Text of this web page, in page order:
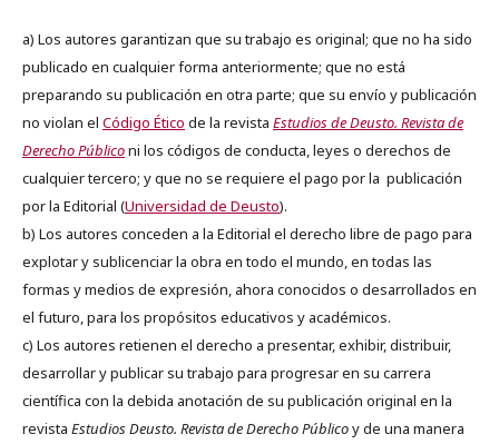
a) Los autores garantizan que su trabajo es original; que no ha sido
publicado en cualquier forma anteriormente; que no está
preparando su publicación en otra parte; que su envío y publicación
no violan el Código Ético de la revista Estudios de Deusto. Revista de
Derecho Públiconi los códigos de conducta, leyes o derechos de
cualquier tercero; y que no se requiere el pago por la publicación
por la Editorial (Universidad de Deusto).
b) Los autores conceden a la Editorial el derecho libre de pago para
explotar y sublicenciar la obra en todo el mundo, en todas las
formas y medios de expresión, ahora conocidos o desarrollados en
el futuro, para los propósitos educativos y académicos.
c) Los autores retienen el derecho a presentar, exhibir, distribuir,
desarrollar y publicar su trabajo para progresar en su carrera
científica con la debida anotación de su publicación original en la
revista Estudios Deusto. Revista de Derecho Públicoy de una manera